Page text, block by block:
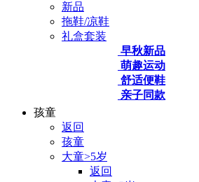
新品
拖鞋/凉鞋
礼盒套装
早秋新品
萌趣运动
舒适便鞋
亲子同款
孩童
返回
孩童
大童>5岁
返回